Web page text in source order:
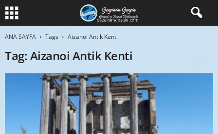
ANA SAYFA Tags Aizanoi Antik Kenti
Tag: Aizanoi Antik Kenti